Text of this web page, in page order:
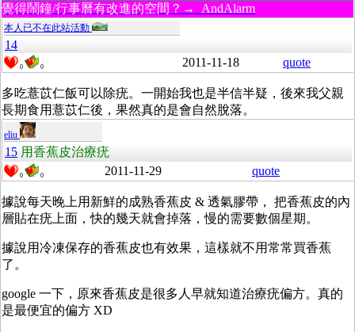
覺得鬧鐘/行事曆有改進的空間？→ AndAlarm
本人已不在此站活動
14
0 0 2011-11-18 quote
多吃薏苡仁飯可以除疣。一開始我也是半信半疑，後來我父親
長期食用薏苡仁後，果然真的是會自然脫落。
eliu
15 用香蕉皮治療疣
0 0 2011-11-29 quote
據說每天晚上用新鮮的成熟香蕉皮 & 透氣膠帶， 把香蕉皮的內
層貼在疣上面，快的幾天就會掉落，慢的需要數個星期。
據說用冷凍保存的香蕉皮也有效果，這樣就不用常常買香蕉
了。
google 一下，原來香蕉皮是很多人早就知道治療疣偏方。真的
是最便宜的偏方 XD